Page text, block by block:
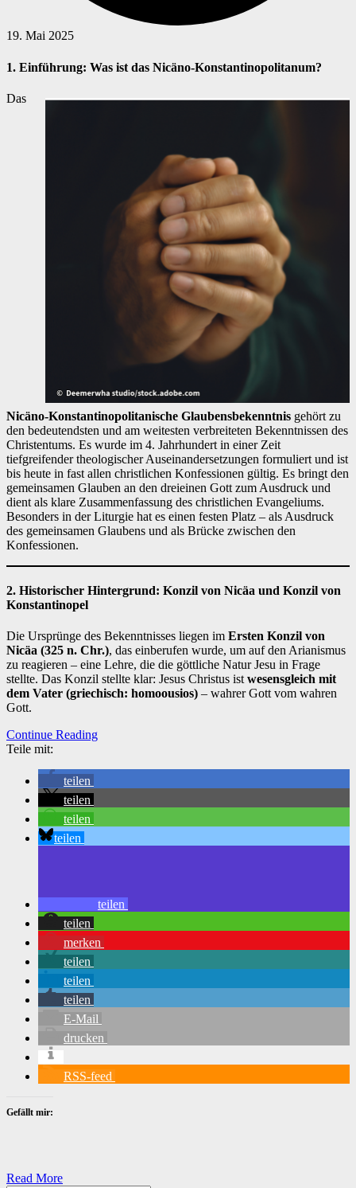
19. Mai 2025
1. Einführung: Was ist das Nicäno-Konstantinopolitanum?
Das
Nicäno-Konstantinopolitanische Glaubensbekenntnis gehört zu
den bedeutendsten und am weitesten verbreiteten Bekenntnissen des
Christentums. Es wurde im 4. Jahrhundert in einer Zeit
tiefgreifender theologischer Auseinandersetzungen formuliert und ist
bis heute in fast allen christlichen Konfessionen gültig. Es bringt den
gemeinsamen Glauben an den dreieinen Gott zum Ausdruck und
dient als klare Zusammenfassung des christlichen Evangeliums.
Besonders in der Liturgie hat es einen festen Platz – als Ausdruck
des gemeinsamen Glaubens und als Brücke zwischen den
Konfessionen.
2. Historischer Hintergrund: Konzil von Nicäa und Konzil von
Konstantinopel
Die Ursprünge des Bekenntnisses liegen im Ersten Konzil von
Nicäa (325 n. Chr.), das einberufen wurde, um auf den Arianismus
zu reagieren – eine Lehre, die die göttliche Natur Jesu in Frage
stellte. Das Konzil stellte klar: Jesus Christus istwesensgleich mit
dem Vater (griechisch: homoousios) – wahrer Gott vom wahren
Gott.
Continue Reading
Teile mit:
teilen
teilen
teilen
teilen
teilen
teilen
merken
teilen
teilen
teilen
E-Mail
drucken
RSS-feed
Gefällt mir:
Read More